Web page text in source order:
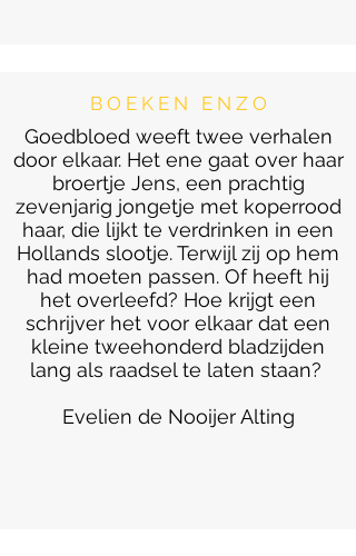
B O E K E N E N Z O
Goedbloed weeft twee verhalen
door elkaar. Het ene gaat over haar
broertje Jens, een prachtig
zevenjarig jongetje met koperrood
haar, die lijkt te verdrinken in een
Hollands slootje. Terwijl zij op hem
had moeten passen. Of heeft hij
het overleefd? Hoe krijgt een
schrijver het voor elkaar dat een
kleine tweehonderd bladzijden
lang als raadsel te laten staan?
Evelien de Nooijer Alting